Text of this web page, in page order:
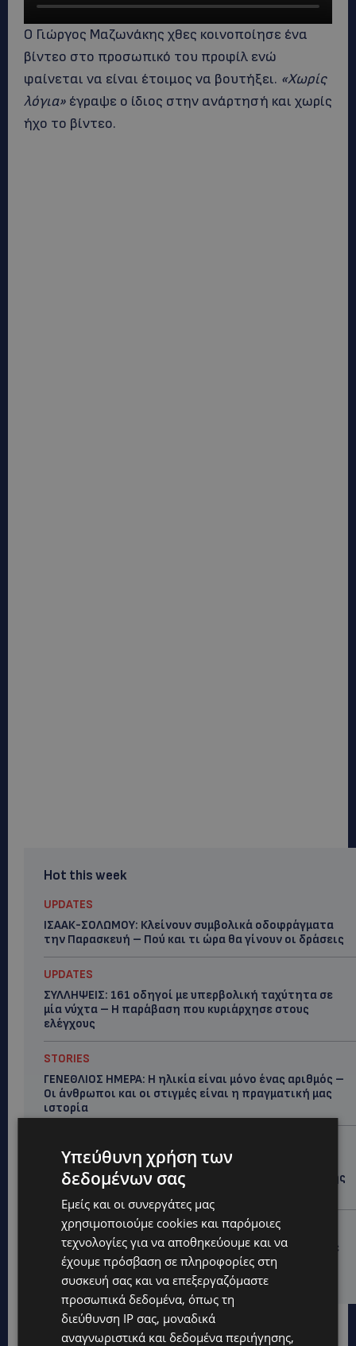
Ο Γιώργος Μαζωνάκης χθες κοινοποίησε ένα
βίντεο στο προσωπικό του προφίλ ενώ
φαίνεται να είναι έτοιμος να βουτήξει. «Χωρίς
λόγια» έγραψε ο ίδιος στην ανάρτησή και χωρίς
ήχο το βίντεο.
Hot this week
UPDATES
ΙΣΑΑΚ-ΣΟΛΩΜΟΥ: Κλείνουν συμβολικά οδοφράγματα
την Παρασκευή – Πού και τι ώρα θα γίνουν οι δράσεις
UPDATES
ΣΥΛΛΗΨΕΙΣ: 161 οδηγοί με υπερβολική ταχύτητα σε
μία νύχτα – Η παράβαση που κυριάρχησε στους
ελέγχους
STORIES
ΓΕΝΕΘΛΙΟΣ ΗΜΕΡΑ: Η ηλικία είναι μόνο ένας αριθμός –
Οι άνθρωποι και οι στιγμές είναι η πραγματική μας
ιστορία
ΕΛΕΝΑ ΑΝΤΩΝΙΑΔΟΥ: Αγώνας ζωής για τη 37χρονη
μητέρα τριών παιδιών – Έρανος για τη θεραπεία της
στην Αγγλία
UPDATES
ΚΑΤΑΓΓΕΛΙΑ: Για άνδρα που φέρεται να παρενοχλούσε
γυναίκες στο Δασούδι – Σε εξέλιξη οι αστυνομικές
έρευνες
Υπεύθυνη χρήση των
δεδομένων σας
Εμείς και οι συνεργάτες μας
χρησιμοποιούμε cookies και παρόμοιες
τεχνολογίες για να αποθηκεύουμε και να
έχουμε πρόσβαση σε πληροφορίες στη
συσκευή σας και να επεξεργαζόμαστε
προσωπικά δεδομένα, όπως τη
διεύθυνση IP σας, μοναδικά
αναγνωριστικά και δεδομένα περιήγησης,